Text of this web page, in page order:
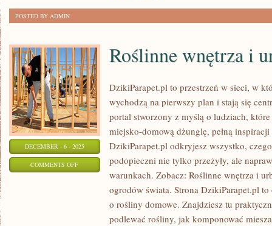
I
MŁODZIEŻY
POSTED BY ADMIN
DECEMBER - 6 - 2025
COMMENTS OFFON
Roślinne wnętrza i
DzikiParapet.pl to przestrzeń w sieci, w
wychodzą na pierwszy plan i stają się
portal stworzony z myślą o ludziach,
miejsko-domową dżunglę, pełną
DzikiParapet.pl odkryjesz wszystko,
podopieczni nie tylko przeżyły, ale
warunkach. Zobacz: Roślinne wnętrza i
ogrodów świata. Strona DzikiParapet.pl
o rośliny domowe. Znajdziesz tu
podlewać rośliny, jak komponować